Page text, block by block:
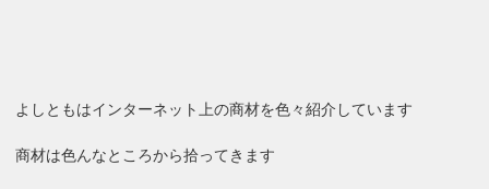
よしともはインターネット上の商材を色々紹介しています
商材は色んなところから拾ってきます